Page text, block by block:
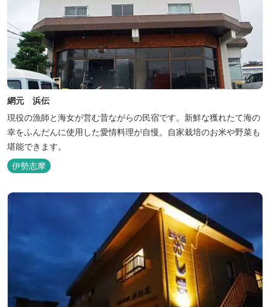
網元 浜伝
現役の漁師と海女が営む昔ながらの民宿です。新鮮な獲れたて海の
幸をふんだんに使用した愛情料理が自慢。自家栽培のお米や野菜も
堪能できます。
伊勢志摩